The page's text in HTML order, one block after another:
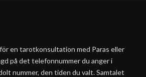
en tarotkonsultation med Paras eller
på det telefonnummer du anger i
nummer, den tiden du valt. Samtalet